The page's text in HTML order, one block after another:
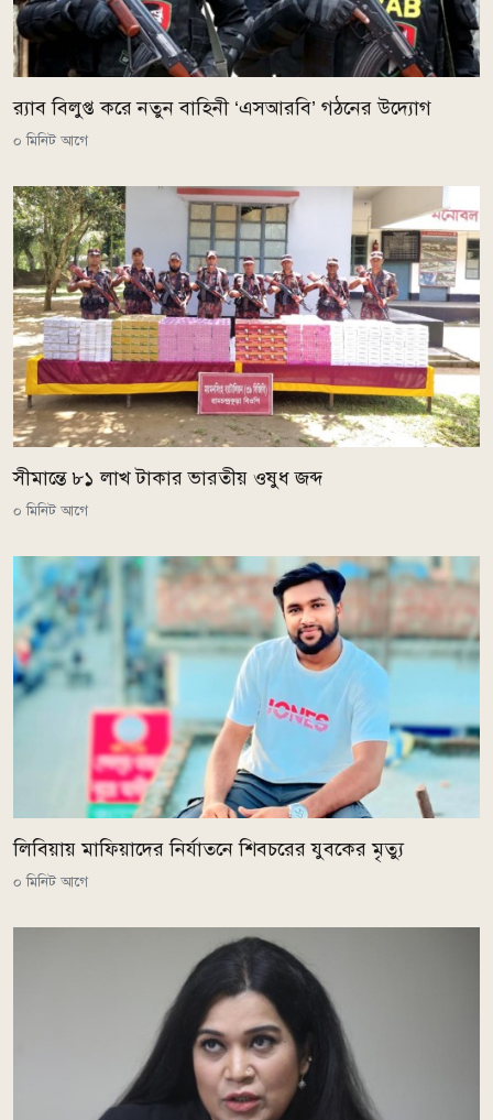
র‌্যাব বিলুপ্ত করে নতুন বাহিনী ‘এসআরবি’ গঠনের উদ্যোগ
০ মিনিট আগে
সীমান্তে ৮১ লাখ টাকার ভারতীয় ওষুধ জব্দ
০ মিনিট আগে
লিবিয়ায় মাফিয়াদের নির্যাতনে শিবচরের যুবকের মৃত্যু
০ মিনিট আগে